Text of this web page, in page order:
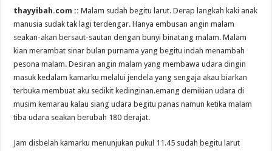
thayyibah.com ::Malam sudah begitu larut. Derap langkah kaki anak
manusia sudak tak lagi terdengar. Hanya embusan angin malam
seakan-akan bersaut-sautan dengan bunyi binatang malam. Malam
kian merambat sinar bulan purnama yang begitu indah menambah
pesona malam. Desiran angin malam yang membawa udara dingin
masuk kedalam kamarku melalui jendela yang sengaja akau biarkan
terbuka membuat aku sedikit kedinginan.emang demikian udara di
musim kemarau kalau siang udara begitu panas namun ketika malam
tiba udara seakan berubah 180 derajat.
Jam disbelah kamarku menunjukan pukul 11.45 sudah begitu larut